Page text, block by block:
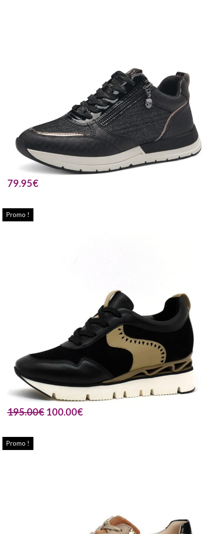
79.95€
Promo !
195.00€ 100.00€
Promo !